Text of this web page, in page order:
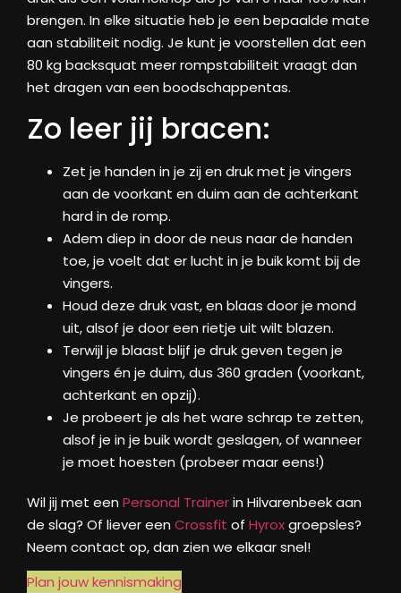
brengen. In elke situatie heb je een bepaalde mate
aan stabiliteit nodig. Je kunt je voorstellen dat een
80 kg backsquat meer rompstabiliteit vraagt dan
het dragen van een boodschappentas.
Zo leer jij bracen:
Zet je handen in je zij en druk met je vingers
aan de voorkant en duim aan de achterkant
hard in de romp.
Adem diep in door de neus naar de handen
toe, je voelt dat er lucht in je buik komt bij de
vingers.
Houd deze druk vast, en blaas door je mond
uit, alsof je door een rietje uit wilt blazen.
Terwijl je blaast blijf je druk geven tegen je
vingers én je duim, dus 360 graden (voorkant,
achterkant en opzij).
Je probeert je als het ware schrap te zetten,
alsof je in je buik wordt geslagen, of wanneer
je moet hoesten (probeer maar eens!)
Wil jij met een Personal Trainerin Hilvarenbeek aan
de slag? Of liever een Crossfit of Hyroxgroepsles?
Neem contact op, dan zien we elkaar snel!
Plan jouw kennismaking